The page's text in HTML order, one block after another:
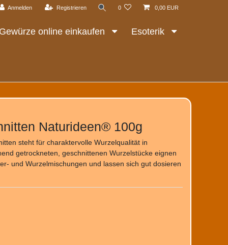
Anmelden Registrieren 0 0,00 EUR
Gewürze online einkaufen Esoterik
Naturideen® 100g
steht für charaktervolle Wurzelqualität in
getrockneten, geschnittenen Wurzelstücke eignen
und Wurzelmischungen und lassen sich gut dosieren